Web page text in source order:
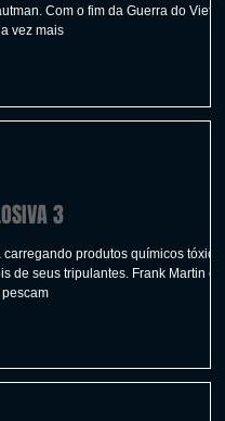
Com o fim da Guerra do
vez mais
3
produtos químicos tóxicos
de seus tripulantes. Frank Martin e o